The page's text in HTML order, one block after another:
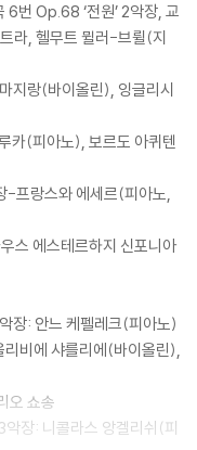
6번 Op.68 ‘전원’ 2악장, 교
라, 헬무트 뮐러-브륄(지
지랑(바이올린), 잉글리시
카(피아노), 보르도 아퀴텐
-프랑스와 에세르(피아노,
스 에스테르하지 신포니아
장: 안느 케펠레크(피아노)
리비에 샤를리에(바이올린),
오 쇼송
악장: 니콜라스 앙겔리쉬(피